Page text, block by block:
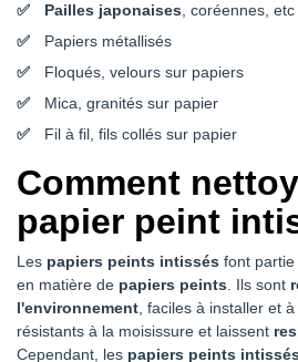
Pailles japonaises, coréennes, etc
Papiers métallisés
Floqués, velours sur papiers
Mica, granités sur papier
Fil à fil, fils collés sur papier
Comment
papier peint
Les papiers peints intissés font
en matière de papiers peints. Ils sont
l'environnement, faciles à installer et
résistants à la moisissure et laissent
Cependant, les papiers peints